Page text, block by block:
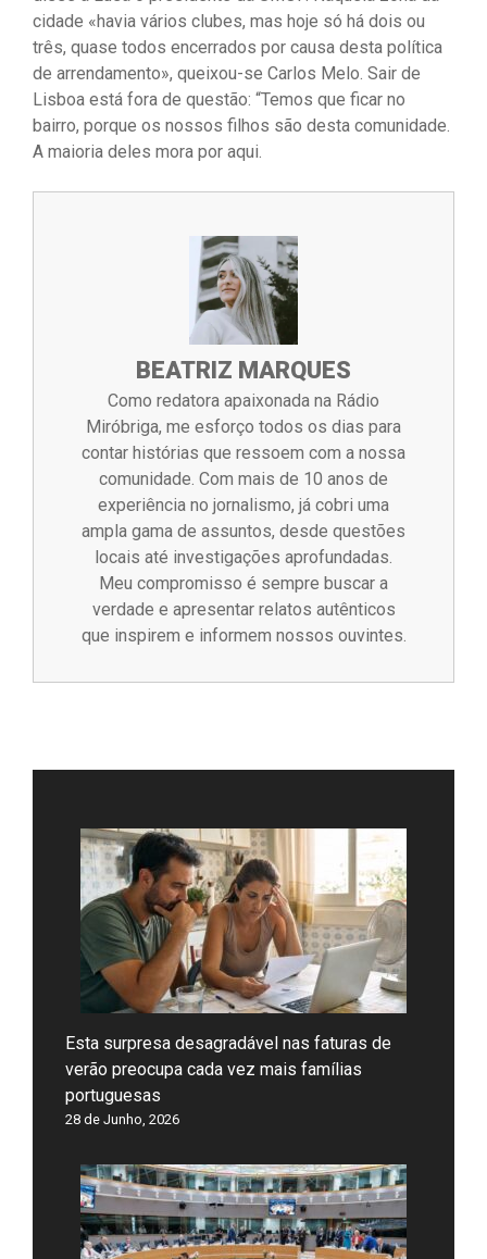
cidade «havia vários clubes, mas hoje só há dois ou
três, quase todos encerrados por causa desta política
de arrendamento», queixou-se Carlos Melo. Sair de
Lisboa está fora de questão: “Temos que ficar no
bairro, porque os nossos filhos são desta comunidade.
A maioria deles mora por aqui.
BEATRIZ MARQUES
Como redatora apaixonada na Rádio
Miróbriga, me esforço todos os dias para
contar histórias que ressoem com a nossa
comunidade. Com mais de 10 anos de
experiência no jornalismo, já cobri uma
ampla gama de assuntos, desde questões
locais até investigações aprofundadas.
Meu compromisso é sempre buscar a
verdade e apresentar relatos autênticos
que inspirem e informem nossos ouvintes.
Esta surpresa desagradável nas faturas de
verão preocupa cada vez mais famílias
portuguesas
28 de Junho, 2026